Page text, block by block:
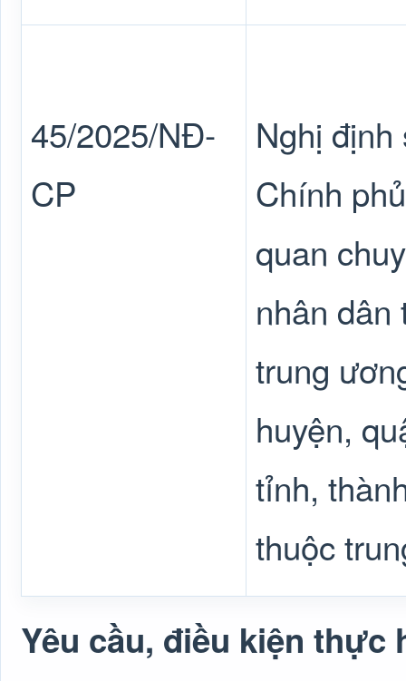
45/2025/NĐ-
CP
Nghị
Chính
quan
nhân dân
trung
huyện,
tỉnh,
thuộc
Yêu cầu, điều kiện thực